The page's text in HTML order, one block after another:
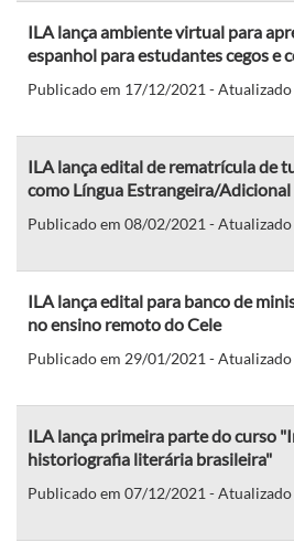
ILA lança ambiente virtual para
espanhol para estudantes cegos e
Publicado em 17/12/2021 -
ILA lança edital de rematrícula de
como Língua Estrangeira/Adicional
Publicado em 08/02/2021 -
ILA lança edital para banco de
no ensino remoto do Cele
Publicado em 29/01/2021 -
ILA lança primeira parte do curso
historiografia literária brasileira"
Publicado em 07/12/2021 -